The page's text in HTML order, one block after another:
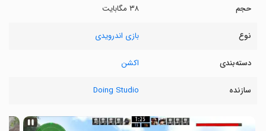
حجم ۳۸ مگابایت
نوع بازی اندرویدی
دسته‌بندی اکشن
سازنده Doing Studio